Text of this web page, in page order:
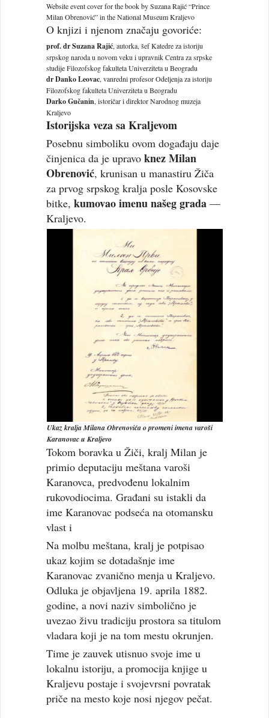
Website event cover for the book by Suzana Rajić “Prince
Milan Obrenović” in the National Museum Kraljevo
O knjizi i njenom značaju govoriće:
prof. dr Suzana Rajić, autorka, šef Katedre za istoriju
srpskog naroda u novom veku i upravnik Centra za srpske
studije Filozofskog fakulteta Univerziteta u Beogradu
dr Danko Leovac, vanredni profesor Odeljenja za istoriju
Filozofskog fakulteta Univerziteta u Beogradu
Darko Gučanin, istoričar i direktor Narodnog muzeja
Kraljevo
Istorijska veza sa Kraljevom
Posebnu simboliku ovom događaju daje
činjenica da je upravoknez Milan
Obrenović, krunisan u manastiru Žiča
za prvog srpskog kralja posle Kosovske
bitke,kumovao imenu našeg grada —
Kraljevo.
Ukaz kralja Milana Obrenovića o promeni imena varoši
Karanovac u Kraljevo
Tokom boravka u Žiči, kralj Milan je
primio deputaciju meštana varoši
Karanovca, predvođenu lokalnim
rukovodiocima. Građani su istakli da
ime Karanovac podseća na otomansku
vlast i
Na molbu meštana, kralj je potpisao
ukaz kojim se dotadašnje ime
Karanovac zvanično menja u Kraljevo.
Odluka je objavljena 19. aprila 1882.
godine, a novi naziv simbolično je
uvezao živu tradiciju prostora sa titulom
vladara koji je na tom mestu okrunjen.
Time je zauvek utisnuo svoje ime u
lokalnu istoriju, a promocija knjige u
Kraljevu postaje i svojevrsni povratak
priče na mesto koje nosi njegov pečat.